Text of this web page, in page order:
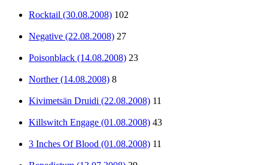
Rocktail (30.08.2008) 102
Negative (22.08.2008) 27
Poisonblack (14.08.2008) 23
Norther (14.08.2008) 8
Kivimetsän Druidi (22.08.2008) 11
Killswitch Engage (01.08.2008) 43
3 Inches Of Blood (01.08.2008) 11